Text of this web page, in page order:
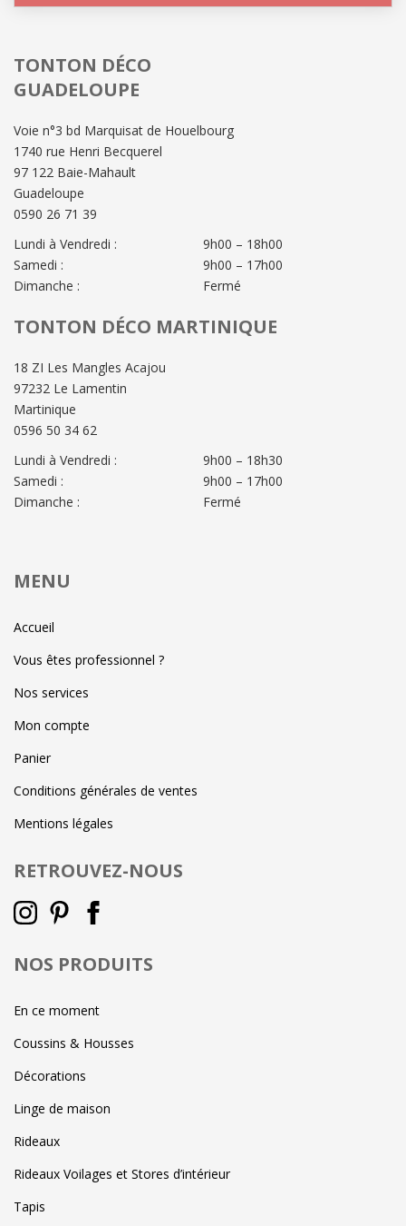
TONTON DÉCO
GUADELOUPE
Voie n°3 bd Marquisat de Houelbourg
1740 rue Henri Becquerel
97 122 Baie-Mahault
Guadeloupe
0590 26 71 39
Lundi à Vendredi :
Samedi :
Dimanche :
9h00 – 18h00
9h00 – 17h00
Fermé
TONTON DÉCO MARTINIQUE
18 ZI Les Mangles Acajou
97232 Le Lamentin
Martinique
0596 50 34 62
Lundi à Vendredi :
Samedi :
Dimanche :
9h00 – 18h30
9h00 – 17h00
Fermé
MENU
Accueil
Vous êtes professionnel ?
Nos services
Mon compte
Panier
Conditions générales de ventes
Mentions légales
RETROUVEZ-NOUS
NOS PRODUITS
En ce moment
Coussins & Housses
Décorations
Linge de maison
Rideaux
Rideaux Voilages et Stores d’intérieur
Tapis